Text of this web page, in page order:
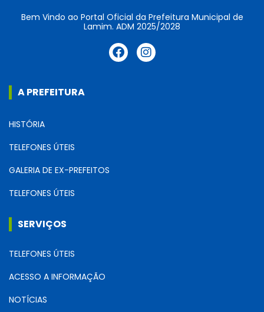
Bem Vindo ao Portal Oficial da Prefeitura Municipal de
Lamim. ADM 2025/2028
A PREFEITURA
HISTÓRIA
TELEFONES ÚTEIS
GALERIA DE EX-PREFEITOS
TELEFONES ÚTEIS
SERVIÇOS
TELEFONES ÚTEIS
ACESSO A INFORMAÇÃO
NOTÍCIAS